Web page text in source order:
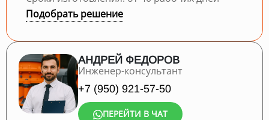
Подобрать решение
АНДРЕЙ ФЕДОРОВ
Инженер-консультант
+7 (950) 921-57-50
ПЕРЕЙТИ В ЧАТ